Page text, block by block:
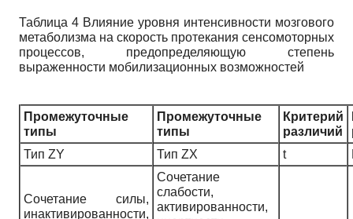
Таблица 4 Влияние уровня интенсивности мозгового
метаболизма на скорость протекания сенсомоторных
процессов, предопределяющую степень
выраженности мобилизационных возможностей
Промежуточные
типы
Промежуточные
типы
Критерий
различий
Тип ZY
Тип ZX t
Сочетание силы,
инактивированности,
Сочетание
слабости,
активированности,